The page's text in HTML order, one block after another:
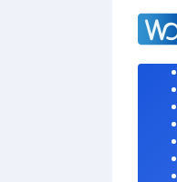
Langsung
konten